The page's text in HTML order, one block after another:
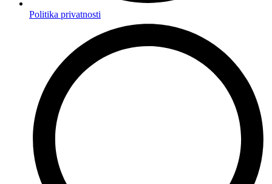
Politika privatnosti